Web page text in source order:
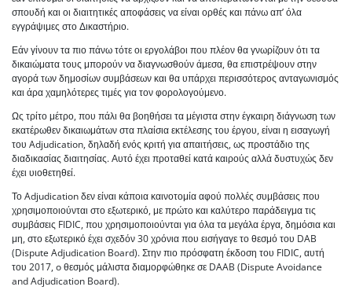
σπουδή και οι διαιτητικές αποφάσεις να είναι ορθές και πάνω απ’ όλα
εγγράψιμες στο Δικαστήριο.
Εάν γίνουν τα πιο πάνω τότε οι εργολάβοι που πλέον θα γνωρίζουν ότι τα
δικαιώματα τους μπορούν να διαγνωσθούν άμεσα, θα επιστρέψουν στην
αγορά των δημοσίων συμβάσεων και θα υπάρχει περισσότερος ανταγωνισμός
και άρα χαμηλότερες τιμές για τον φορολογούμενο.
Ως τρίτο μέτρο, που πάλι θα βοηθήσει τα μέγιστα στην έγκαιρη διάγνωση των
εκατέρωθεν δικαιωμάτων στα πλαίσια εκτέλεσης του έργου, είναι η εισαγωγή
του Adjudication, δηλαδή ενός κριτή για απαιτήσεις, ως προστάδιο της
διαδικασίας διαιτησίας. Αυτό έχει προταθεί κατά καιρούς αλλά δυστυχώς δεν
έχει υιοθετηθεί.
Το Adjudication δεν είναι κάποια καινοτομία αφού πολλές συμβάσεις που
χρησιμοποιούνται στο εξωτερικό, με πρώτο και καλύτερο παράδειγμα τις
συμβάσεις FIDIC, που χρησιμοποιούνται για όλα τα μεγάλα έργα, δημόσια και
μη, στο εξωτερικό έχει σχεδόν 30 χρόνια που εισήγαγε το θεσμό του DAB
(Dispute Adjudication Board). Στην πιο πρόσφατη έκδοση του FIDIC, αυτή
του 2017, o θεσμός μάλιστα διαμορφώθηκε σε DAAB (Dispute Avoidance
and Adjudication Board).